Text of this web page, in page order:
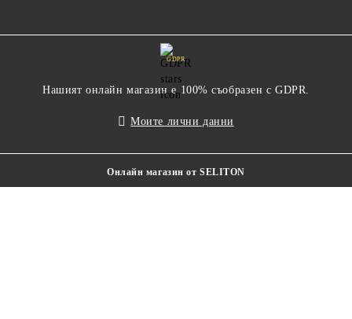
GDPR
Нашият онлайн магазин е 100% съобразен с GDPR.
Моите лични данни
Онлайн магазин от SELITON